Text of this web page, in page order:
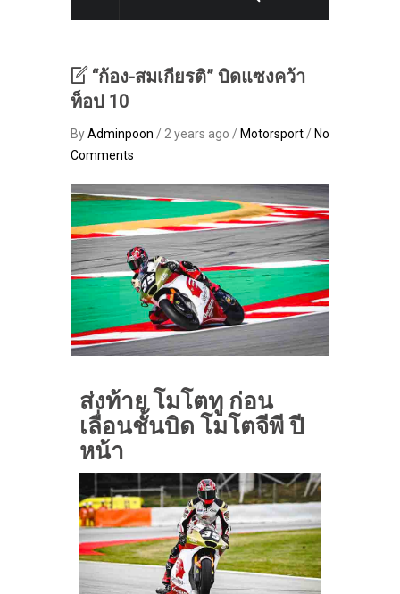
“ก้อง-สมเกียรติ” บิดแซงคว้า
ท็อป 10
ByAdminpoon / 2 years ago / Motorsport/ No
Comments
ส่งท้าย โมโตทู ก่อน
เลื่อนชั้นบิด โมโตจีพี ปี
หน้า